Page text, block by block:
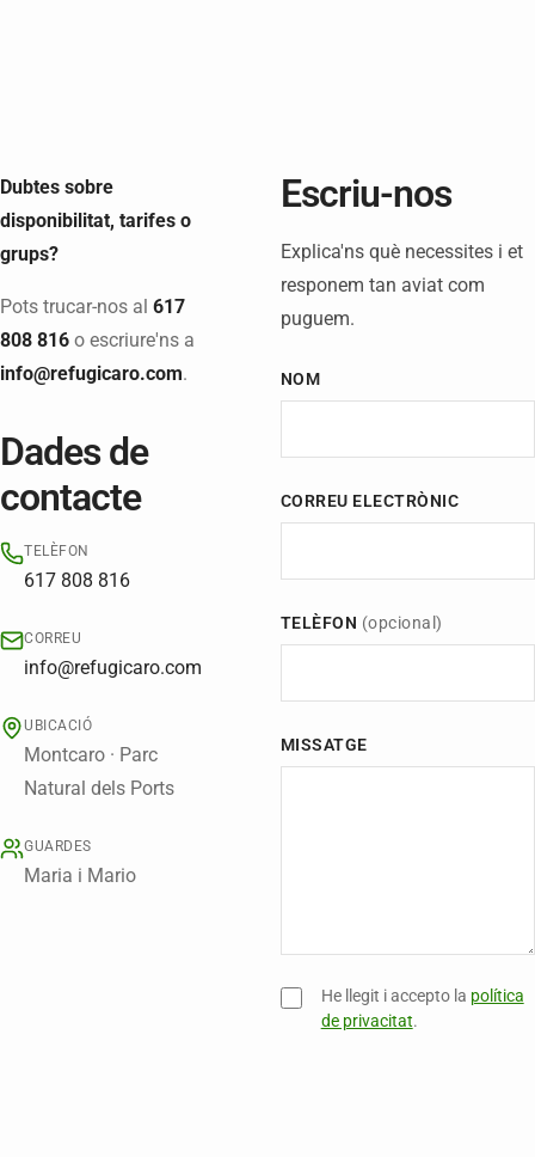
Dubtes sobre
disponibilitat, tarifes o
grups?
Pots trucar-nos al 617
808 816 o escriure'ns a
info@refugicaro.com.
Dades de
contacte
TELÈFON
617 808 816
CORREU
info@refugicaro.com
UBICACIÓ
Montcaro · Parc
Natural dels Ports
GUARDES
Maria i Mario
Escriu-nos
Explica'ns què necessites i et
responem tan aviat com
puguem.
NOM
CORREU ELECTRÒNIC
TELÈFON (opcional)
MISSATGE
He llegit i accepto la política
de privacitat.